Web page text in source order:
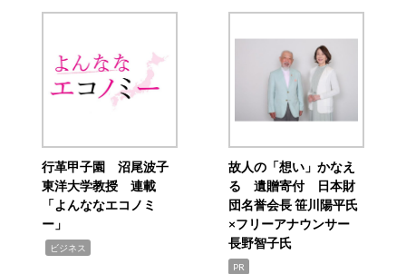
行革甲子園 沼尾波子
東洋大学教授 連載
「よんななエコノミ
ー」
ビジネス
故人の「想い」かなえ
る 遺贈寄付 日本財
団名誉会長 笹川陽平氏
×フリーアナウンサー
長野智子氏
PR